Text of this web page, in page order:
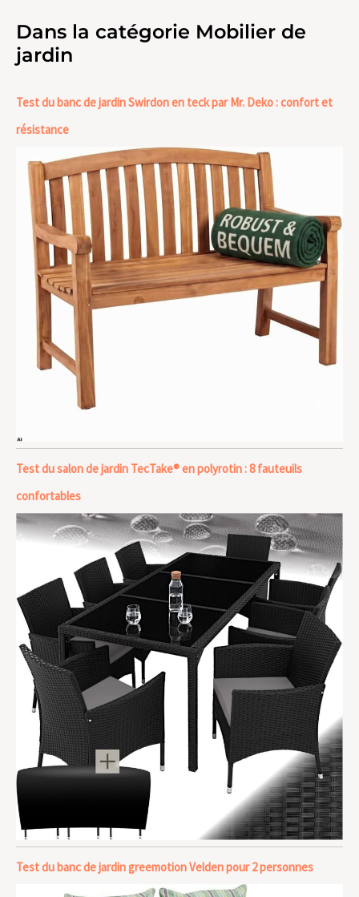
Dans la catégorie Mobilier de
jardin
Test du banc de jardin Swirdon en teck par Mr. Deko : confort et
résistance
Test du salon de jardin TecTake® en polyrotin : 8 fauteuils
confortables
Test du banc de jardin greemotion Velden pour 2 personnes